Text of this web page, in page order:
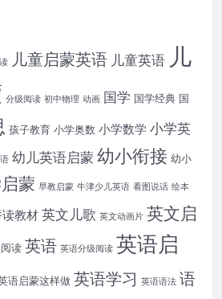
儿童启蒙英语 儿童英语 儿
分级阅读 初中物理 动画 国学 国学经典 国
孩子教育 小学奥数 小学数学 小学英
幼儿英语启蒙幼小衔接 幼小
蒙 早教启蒙 牛津少儿英语 看图说话 绘本
教材英文儿歌 英文动画片 英文启
读 英语 英语分级阅读 英语启
语启蒙这样做 英语学习 英语语法 语